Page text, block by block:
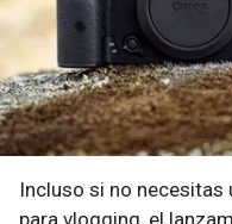
Incluso si no